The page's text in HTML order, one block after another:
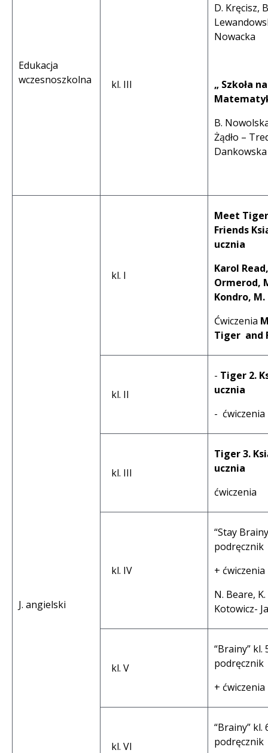
Edukacja
wczesnoszkolna
kl. III
D. Kręcisz,
Nowacka
„ Szkoła
B.
Żądło –
Dankowska
J. angielski
kl. I
Meet
Friends
ucznia
Karol
Ormerod,
Kondro,
Ćwiczenia
Tiger and
kl. II
- Tiger 2.
ucznia
- ćwiczenia
kl. III
Tiger 3.
ucznia
ćwiczenia
kl. IV
“Stay
podręcznik
+ ćwiczenia
N. Beare, K.
Kotowicz-
kl. V
“Brainy” kl.
podręcznik
+ ćwiczenia
kl. VI
“Brainy” kl.
podręcznik